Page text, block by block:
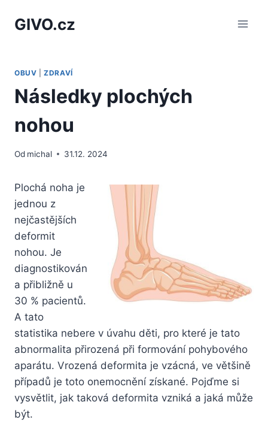
GIVO.cz
OBUV |ZDRAVÍ
Následky plochých
nohou
Od michal 31.12. 2024
Plochá noha je
jednou z
nejčastějších
deformit
nohou. Je
diagnostikován
a přibližně u
30 % pacientů.
A tato
statistika nebere v úvahu děti, pro které je tato
abnormalita přirozená při formování pohybového
aparátu. Vrozená deformita je vzácná, ve většině
případů je toto onemocnění získané. Pojďme si
vysvětlit, jak taková deformita vzniká a jaká může
být.